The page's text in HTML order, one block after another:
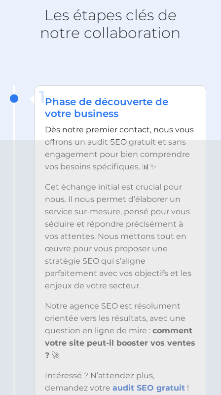
Les étapes clés de
notre collaboration
Phase de découverte de
votre business
1
Dès notre premier contact, nous vous
offrons un audit SEO gratuit et sans
engagement pour bien comprendre
vos besoins spécifiques. 📊✨
Cet échange initial est crucial pour
nous. Il nous permet d’élaborer un
service sur-mesure, pensé pour vous
séduire et répondre précisément à
vos attentes. Nous mettons tout en
œuvre pour vous proposer une
stratégie SEO qui s’aligne
parfaitement avec vos objectifs et les
enjeux de votre secteur.
Notre agence SEO est résolument
orientée vers les résultats, avec une
question en ligne de mire : comment
votre site peut-il booster vos ventes
? 🚀
Intéressé ? N’attendez plus,
demandez votre audit SEO gratuit !